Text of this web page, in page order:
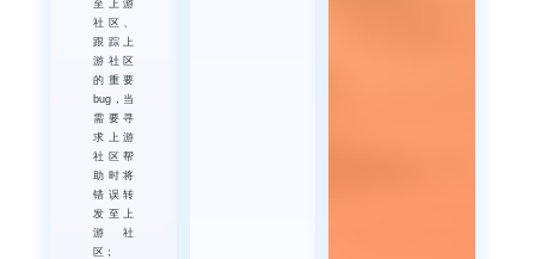
至上游
社区、
跟踪上
游社区
的重要
bug，当
需要寻
求上游
社区帮
助时将
错误转
发至上
游社
区；